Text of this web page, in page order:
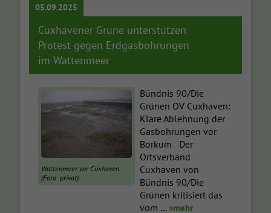
05.09.2025
Cuxhavener Grüne unterstützen
Protest gegen Erdgasbohrungen
im Wattenmeer
Wattenmeer vor Cuxhaven
(Foto: privat)
Bündnis 90/Die
Grünen OV Cuxhaven:
Klare Ablehnung der
Gasbohrungen vor
Borkum Der
Ortsverband
Cuxhaven von
Bündnis 90/Die
Grünen kritisiert das
vom ... »mehr